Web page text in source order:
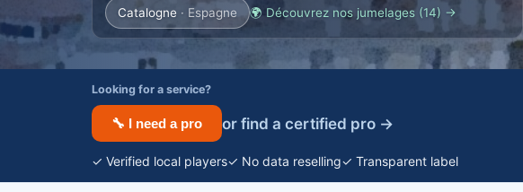
Catalogne · Espagne 🌍 Découvrez nos jumelages (14) →
Looking for a service?
🔧 I need a pro or find a certified pro →
✓ Verified local players✓ No data reselling✓ Transparent label